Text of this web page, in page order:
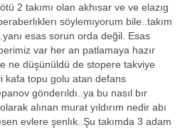
2 takımı olan akhısar ve ve elazıg
söylemıyorum bile..takım
esas sorun orda değil. Esas
var her an patlamaya hazır
ne düşünüldü de stopere takviye
kafa topu golu atan defans
gönderıldı..ya bu nasıl bır
alınan murat yıldırım nedir abı
evlere şenlık..Şu takımda 3 adam